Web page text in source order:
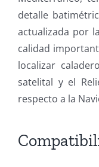
detalle
actualizada por
calidad
localizar
satelital y el
respecto a la